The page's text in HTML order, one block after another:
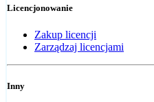
Licencjonowanie
Zakup licencji
Zarządzaj licencjami
Inny